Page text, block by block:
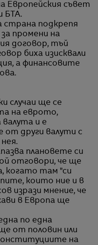
Европейския съвет
БТА.
страна подкрепя
промени на
договор, тъй
биха изисквали
а финансовите
случаи ще се
на еврото,
и е
от други валути с
плановете си
отговори, че ще
когато там "си
които ние и в
изрази мнение, че
в Европа ще
по една
от половин или
на